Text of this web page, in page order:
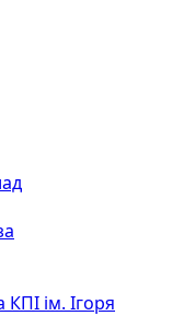
ім. Ігоря